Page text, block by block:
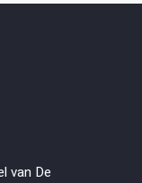
van De